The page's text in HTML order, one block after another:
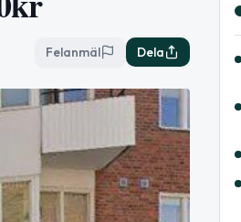
Felanmäl Dela